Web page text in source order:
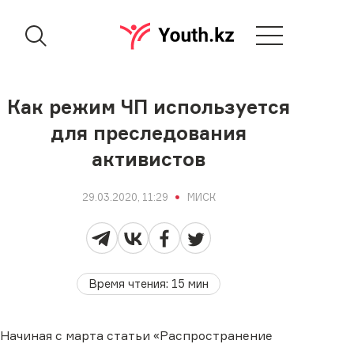
Как режим ЧП используется
для преследования
активистов
29.03.2020, 11:29 МИСК
Время чтения: 15 мин
Начиная с марта статьи «Распространение